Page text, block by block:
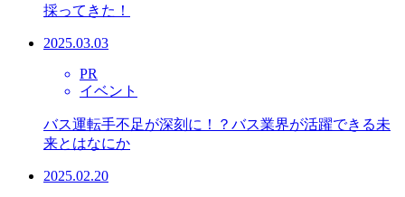
採ってきた！
2025.03.03
PR
イベント
バス運転手不足が深刻に！？バス業界が活躍できる未
来とはなにか
2025.02.20